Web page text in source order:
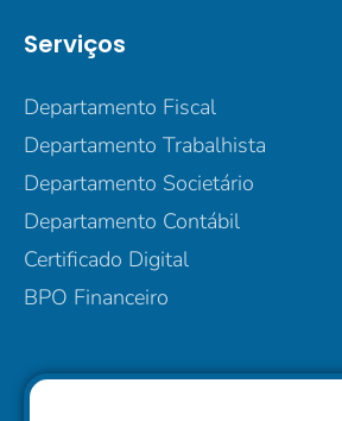
Serviços
Departamento Fiscal
Departamento Trabalhista
Departamento Societário
Departamento Contábil
Certificado Digital
BPO Financeiro